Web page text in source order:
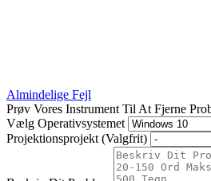
Almindelige Fejl
Prøv Vores Instrument Til At Fjerne
Vælg Operativsystemet
Projektionsprojekt (Valgfrit)